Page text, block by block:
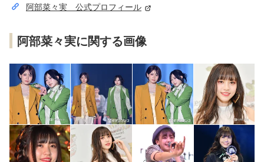
阿部菜々実 公式プロフィール
阿部菜々実に関する画像